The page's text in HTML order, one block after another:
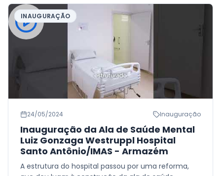
INAUGURAÇÃO
24/05/2024 Inauguração
Inauguração da Ala de Saúde Mental
Luiz Gonzaga Westruppl Hospital
Santo Antônio/IMAS - Armazém
A estrutura do hospital passou por uma reforma,